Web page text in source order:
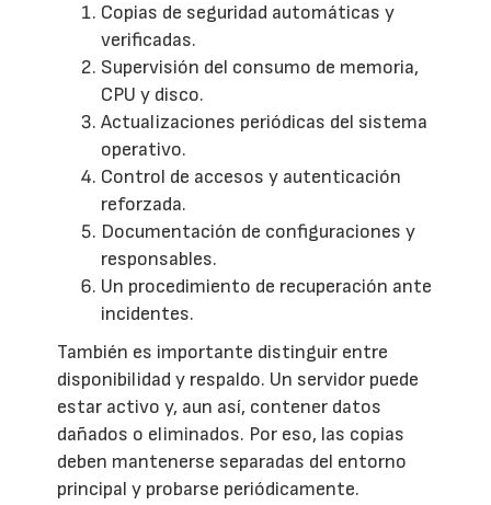
Copias de seguridad automáticas y
verificadas.
Supervisión del consumo de memoria,
CPU y disco.
Actualizaciones periódicas del sistema
operativo.
Control de accesos y autenticación
reforzada.
Documentación de configuraciones y
responsables.
Un procedimiento de recuperación ante
incidentes.
También es importante distinguir entre
disponibilidad y respaldo. Un servidor puede
estar activo y, aun así, contener datos
dañados o eliminados. Por eso, las copias
deben mantenerse separadas del entorno
principal y probarse periódicamente.